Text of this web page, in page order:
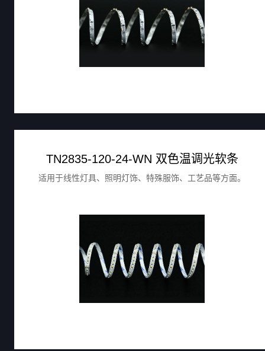
TN2835-120-24-WN 双色温调光软条
适用于线性灯具、照明灯饰、特殊服饰、工艺品等方面。